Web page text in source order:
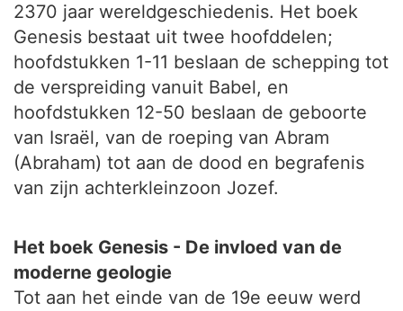
2370 jaar wereldgeschiedenis. Het boek
Genesis bestaat uit twee hoofddelen;
hoofdstukken 1-11 beslaan de schepping tot
de verspreiding vanuit Babel, en
hoofdstukken 12-50 beslaan de geboorte
van Israël, van de roeping van Abram
(Abraham) tot aan de dood en begrafenis
van zijn achterkleinzoon Jozef.
Het boek Genesis - De invloed van de
moderne geologie
Tot aan het einde van de 19e eeuw werd